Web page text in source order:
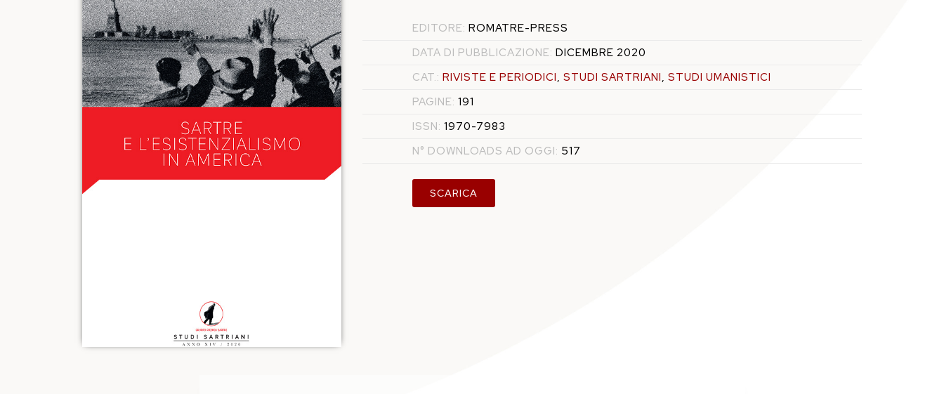
EDITORE: ROMATRE-PRESS
DATA DI PUBBLICAZIONE: DICEMBRE 2020
CAT.: RIVISTE E PERIODICI,STUDI SARTRIANI,STUDI UMANISTICI
PAGINE: 191
ISSN: 1970-7983
N° DOWNLOADS AD OGGI: 517
SCARICA